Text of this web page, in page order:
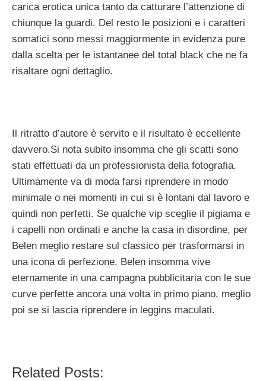
carica erotica unica tanto da catturare l’attenzione di
chiunque la guardi. Del resto le posizioni e i caratteri
somatici sono messi maggiormente in evidenza pure
dalla scelta per le istantanee del total black che ne fa
risaltare ogni dettaglio.
Il ritratto d’autore è servito e il risultato è eccellente
davvero.Si nota subito insomma che gli scatti sono
stati effettuati da un professionista della fotografia.
Ultimamente va di moda farsi riprendere in modo
minimale o nei momenti in cui si è lontani dal lavoro e
quindi non perfetti. Se qualche vip sceglie il pigiama e
i capelli non ordinati e anche la casa in disordine, per
Belen meglio restare sul classico per trasformarsi in
una icona di perfezione. Belen insomma vive
eternamente in una campagna pubblicitaria con le sue
curve perfette ancora una volta in primo piano, meglio
poi se si lascia riprendere in leggins maculati.
Related Posts: